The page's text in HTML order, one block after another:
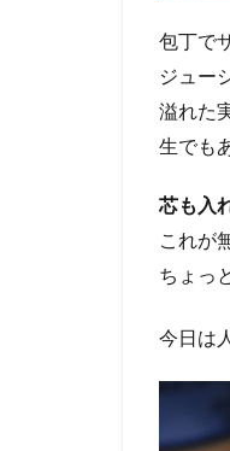
包丁で
ジュー
溢れた
生でも
芯も入
これが
ちょっ
今日は